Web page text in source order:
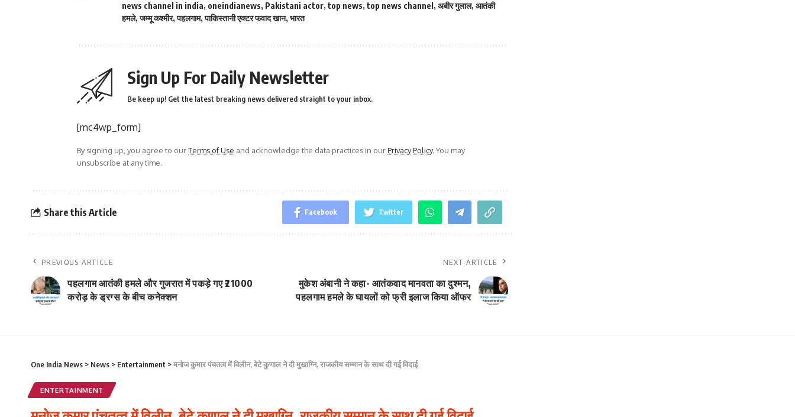
news channel in india, oneindianews, Pakistani actor, top news, top news channel , अबीर गुलाल, आतंकी
हमले,जम्मू कश्मीर,पहलगाम,पाकिस्तानी एक्टर फवाद खान, भारत
Sign Up For Daily Newsletter
Be keep up! Get the latest breaking news delivered straight to your inbox.
[mc4wp_form]
By signing up, you agree to ourTerms of Use and acknowledge the data practices in ourPrivacy Policy. You may
unsubscribe at any time.
Share this Article Facebook Twitter
PREVIOUS ARTICLE
पहलगाम आतंकी हमले और गुजरात में पकड़े गए ₹21000
करोड़ के ड्रग्स के बीच कनेक्शन
NEXT ARTICLE
मुकेश अंबानी ने कहा- आतंकवाद मानवता का दुश्मन,
पहलगाम हमले के घायलों को फ्री इलाज किया ऑफर
One India News > News > Entertainment >मनोज कुमार पंचतत्व में विलीन, बेटे कुणाल ने दी मुखाग्नि, राजकीय सम्मान के साथ दी गई विदाई
ENTERTAINMENT